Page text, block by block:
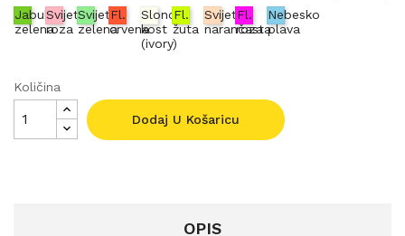
Jabuka
zelena
Svijetlo
roza
Svijetlo
zelena
Fl.
crvena
Slonova
kost
(ivory)
Fl.
žuta
Svijetlo
narančasta
Fl.
roza
Nebesko
plava
Količina
Dodaj U Košaricu
OPIS